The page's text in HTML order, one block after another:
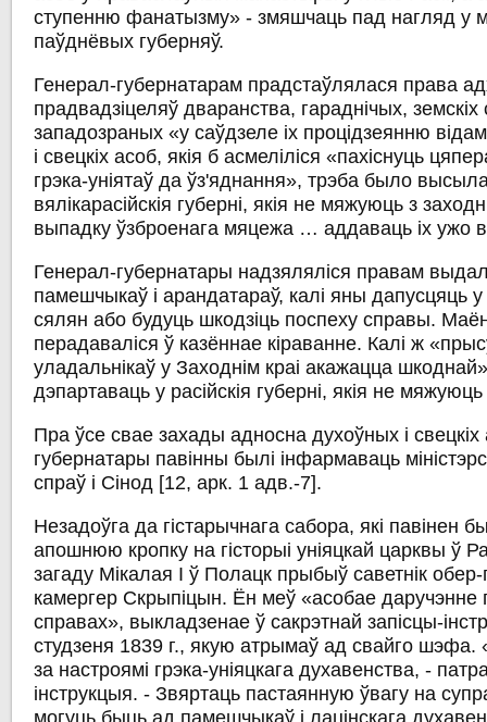
ступенню фанатызму» - змяшчаць пад нагляд у
паўднёвых губерняў.
Генерал-губернатарам прадстаўлялася права
прадвадзіцеляў дваранства, гараднічых, земскіх
западозраных «у саўдзеле іх процідзеянню
і свецкіх асоб, якія б асмеліліся «пахіснуць
грэка-уніятаў да ўз'яднання», трэба было
вялікарасійскія губерні, якія не мяжуюць з
выпадку ўзброенага мяцежа … аддаваць іх ужо
Генерал-губернатары надзяляліся правам
памешчыкаў і арандатараў, калі яны дапусцяць у
сялян або будуць шкодзіць поспеху справы.
перадаваліся ў казённае кіраванне. Калі ж
уладальнікаў у Заходнім краі акажацца
дэпартаваць у расійскія губерні, якія не мяжуюць
Пра ўсе свае захады адносна духоўных і
губернатары павінны былі інфармаваць
спраў і Сінод [12, арк. 1 адв.-7].
Незадоўга да гістарычнага сабора, які павінен
апошнюю кропку на гісторыі уніяцкай царквы ў
загаду Мікалая І ў Полацк прыбыў саветнік
камергер Скрыпіцын. Ён меў «асобае даручэнне
справах», выкладзенае ў сакрэтнай запісцы-
студзеня 1839 г., якую атрымаў ад свайго шэфа.
за настроямі грэка-уніяцкага духавенства, -
інструкцыя. - Звяртаць пастаянную ўвагу на